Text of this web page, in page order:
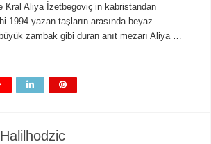
Kral Aliya İzetbegoviç’in kabristandan
1994 yazan taşların arasında beyaz
zambak gibi duran anıt mezarı Aliya …